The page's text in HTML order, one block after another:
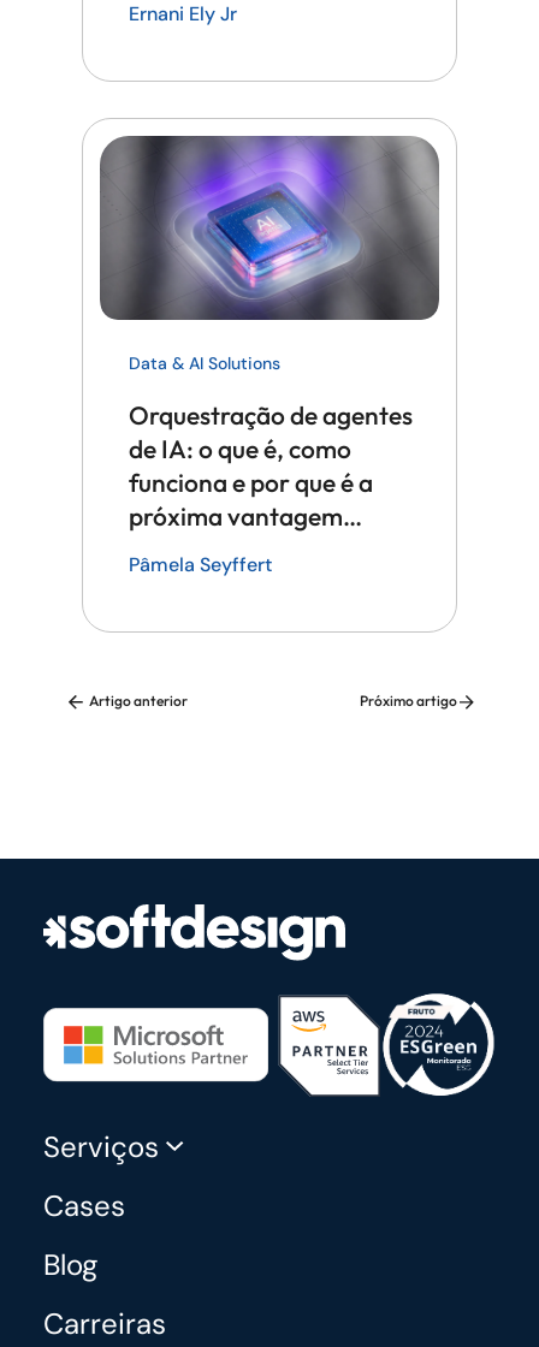
Ernani Ely Jr
Data & AI Solutions
Orquestração de agentes
de IA: o que é, como
funciona e por que é a
próxima vantagem
competitiva em tecnologia
Pâmela Seyffert
Artigo anterior Próximo artigo
Serviços
Cases
Blog
Carreiras